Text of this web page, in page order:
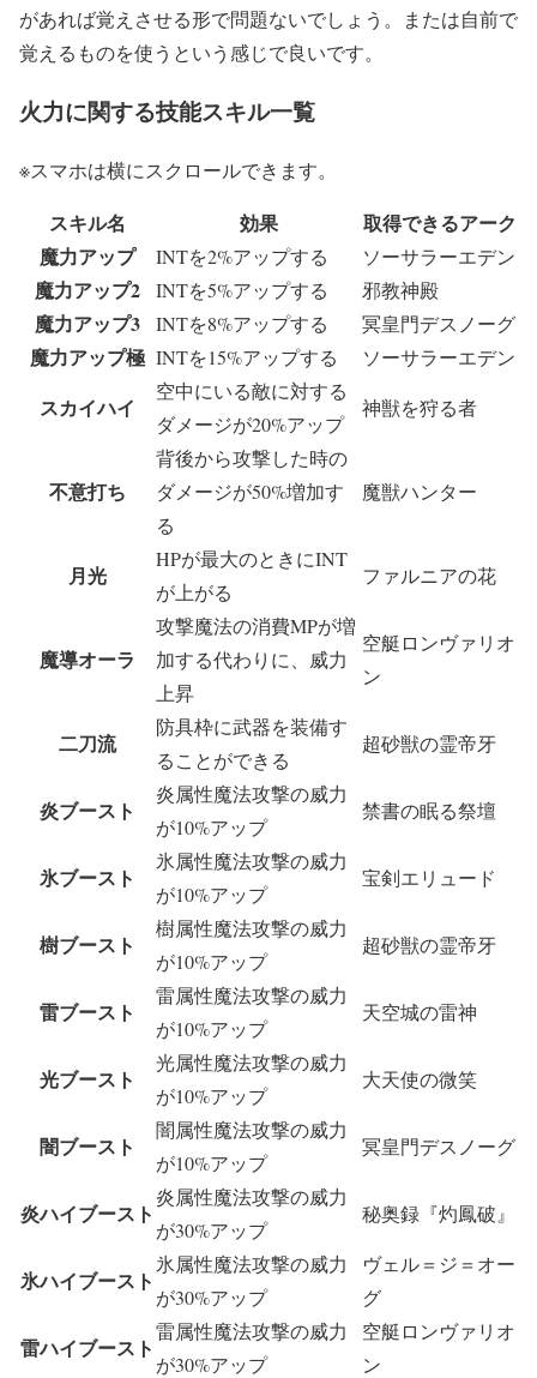
があれば覚えさせる形で問題ないでしょう。または自前で
覚えるものを使うという感じで良いです。
火力に関する技能スキル一覧
※スマホは横にスクロールできます。
スキル名 効果
取得できるアーク
魔力アップ
INTを2%アップする ソーサラーエデン
魔力アップ2 INTを5%アップする 邪教神殿
魔力アップ3 INTを8%アップする 冥皇門デスノーグ
魔力アップ極 INTを15%アップする ソーサラーエデン
スカイハイ
空中にいる敵に対する
ダメージが20%アップ
神獣を狩る者
不意打ち
背後から攻撃した時の
ダメージが50%増加す
る
魔獣ハンター
月光
HPが最大のときにINT
が上がる
ファルニアの花
魔導オーラ
攻撃魔法の消費MPが増
加する代わりに、威力
上昇
空艇ロンヴァリオ
ン
二刀流
防具枠に武器を装備す
ることができる
超砂獣の霊帝牙
炎ブースト
炎属性魔法攻撃の威力
が10%アップ
禁書の眠る祭壇
氷ブースト
氷属性魔法攻撃の威力
が10%アップ
宝剣エリュード
樹ブースト
樹属性魔法攻撃の威力
が10%アップ
超砂獣の霊帝牙
雷ブースト
雷属性魔法攻撃の威力
が10%アップ
天空城の雷神
光ブースト
光属性魔法攻撃の威力
が10%アップ
大天使の微笑
闇ブースト
闇属性魔法攻撃の威力
が10%アップ
冥皇門デスノーグ
炎ハイブースト
炎属性魔法攻撃の威力
が30%アップ
秘奥録『灼鳳破』
氷ハイブースト
氷属性魔法攻撃の威力
が30%アップ
ヴェル＝ジ＝オー
グ
雷ハイブースト
雷属性魔法攻撃の威力
が30%アップ
空艇ロンヴァリオ
ン